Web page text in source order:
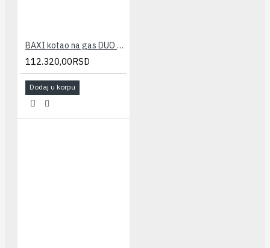
BAXI kotao na gas DUO TEC COMPACT 1.24GA(cirko-kondenz.)
112.320,00RSD
Dodaj u korpu